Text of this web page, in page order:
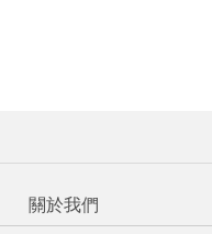
關於我們